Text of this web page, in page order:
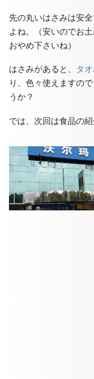
先の丸いはさみは安
よね。（安いのでお
おやめ下さいね）
はさみがあると、 タ
り、色々使えますの
うか？
では、次回は食品の